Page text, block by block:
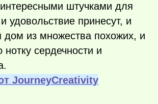
интересными штучками для
удовольствие принесут, и
из множества похожих, и
нотку сердечности и
JourneyCreativity